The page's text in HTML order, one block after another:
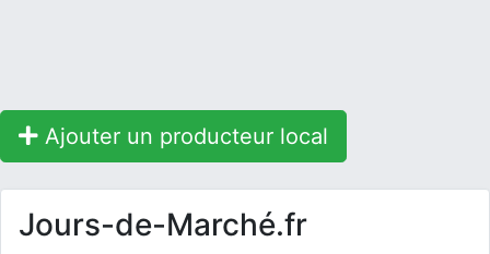
Ajouter un producteur local
Jours-de-Marché.fr